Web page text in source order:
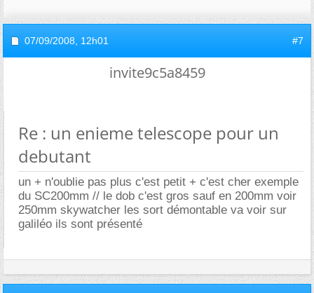
07/09/2008, 12h01 #7
invite9c5a8459
Re : un enieme telescope pour un
debutant
un + n'oublie pas plus c'est petit + c'est cher exemple
du SC200mm // le dob c'est gros sauf en 200mm voir
250mm skywatcher les sort démontable va voir sur
galiléo ils sont présenté